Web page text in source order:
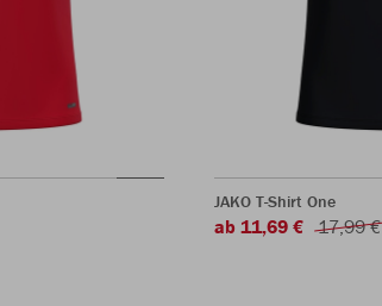
JAKO T-Shirt One
ab 11,69 € 17,99 €